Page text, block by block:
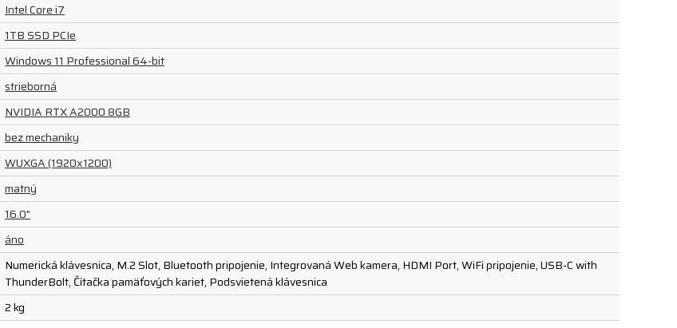
Intel Core i7
1TB SSD PCIe
Windows 11 Professional 64-bit
strieborná
NVIDIA RTX A2000 8GB
bez mechaniky
WUXGA (1920x1200)
matný
16.0"
áno
Numerická klávesnica, M.2 Slot, Bluetooth pripojenie, Integrovaná Web kamera, HDMI Port, WiFi pripojenie, USB-C with
ThunderBolt, Čítačka pamäťových kariet, Podsvietená klávesnica
2 kg